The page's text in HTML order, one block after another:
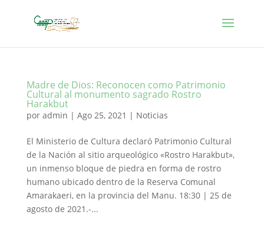
Madre de Dios: Reconocen como Patrimonio
Cultural al monumento sagrado Rostro
Harakbut
por admin | Ago 25, 2021 | Noticias
El Ministerio de Cultura declaró Patrimonio Cultural
de la Nación al sitio arqueológico «Rostro Harakbut»,
un inmenso bloque de piedra en forma de rostro
humano ubicado dentro de la Reserva Comunal
Amarakaeri, en la provincia del Manu. 18:30 | 25 de
agosto de 2021.-...